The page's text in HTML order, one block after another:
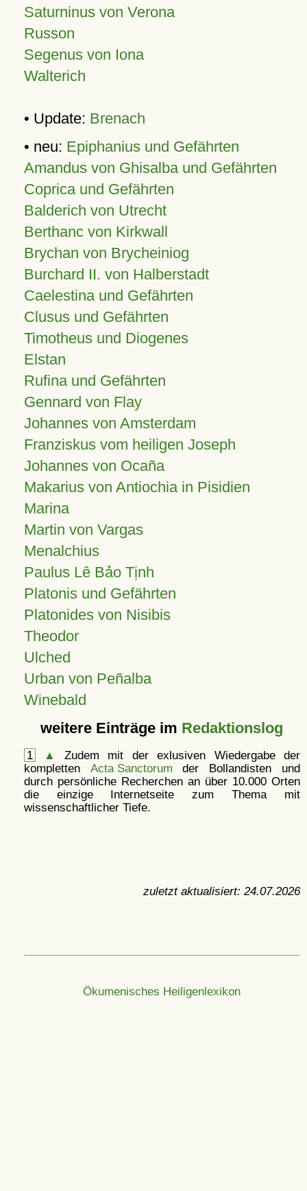
Saturninus von Verona
Russon
Segenus von Iona
Walterich
• Update: Brenach
• neu: Epiphanius und Gefährten
Amandus von Ghisalba und Gefährten
Coprica und Gefährten
Balderich von Utrecht
Berthanc von Kirkwall
Brychan von Brycheiniog
Burchard II. von Halberstadt
Caelestina und Gefährten
Clusus und Gefährten
Timotheus und Diogenes
Elstan
Rufina und Gefährten
Gennard von Flay
Johannes von Amsterdam
Franziskus vom heiligen Joseph
Johannes von Ocaña
Makarius von Antiochia in Pisidien
Marina
Martin von Vargas
Menalchius
Paulus Lê Bảo Tịnh
Platonis und Gefährten
Platonides von Nisibis
Theodor
Ulched
Urban von Peñalba
Winebald
weitere Einträge im Redaktionslog
1 ▲
Zudem mit der exlusiven Wiedergabe der
kompletten Acta Sanctorum der Bollandisten und
durch persönliche Recherchen an über 10.000 Orten
die einzige Internetseite zum Thema mit
wissenschaftlicher Tiefe.
zuletzt aktualisiert: 24.07.2026
Ökumenisches Heiligenlexikon